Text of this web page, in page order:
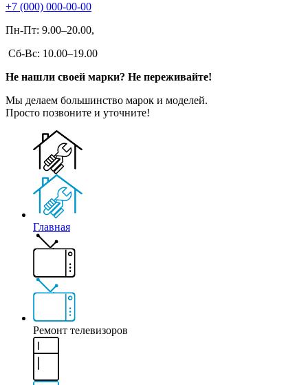
+7 (000) 000-00-00
Пн-Пт: 9.00–20.00,
Сб-Вс: 10.00–19.00
Не нашли своей марки? Не переживайте!
Мы делаем большинство марок и моделей.
Просто позвоните и уточните!
Главная
Ремонт телевизоров